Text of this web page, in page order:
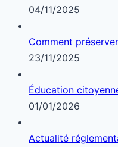
04/11/2025
Comment
23/11/2025
Éducation
01/01/2026
Actualité